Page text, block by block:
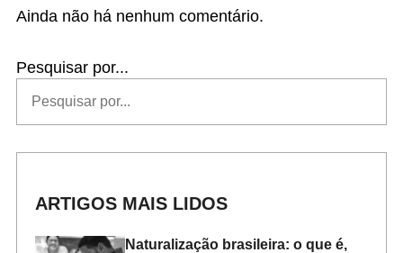
Ainda não há nenhum comentário.
Pesquisar por...
ARTIGOS MAIS LIDOS
Naturalização brasileira: o que é,